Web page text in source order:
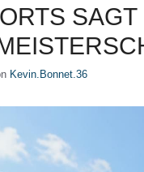
Kevin.Bonnet.36